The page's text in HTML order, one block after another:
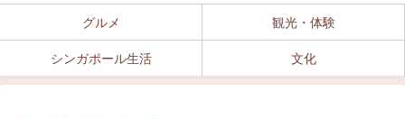
グルメ 観光・体験
シンガポール生活 文化